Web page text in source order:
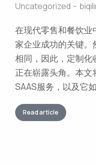
Uncategorized
在现代零售和餐饮
家企业成功的关键
相同，因此，定制化
正在崭露头角。本
SAAS服务，以及它
Read article